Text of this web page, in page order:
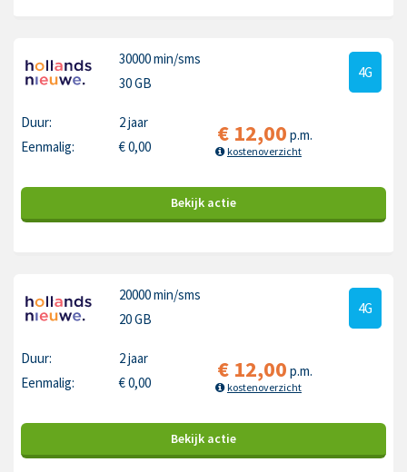
30000 min/sms
30 GB
4G
Duur:
2 jaar
Eenmalig:
€0,00 € 12,00 p.m.
kostenoverzicht
Bekijk actie
20000 min/sms
20 GB
4G
Duur:
2 jaar
Eenmalig:
€0,00 € 12,00 p.m.
kostenoverzicht
Bekijk actie